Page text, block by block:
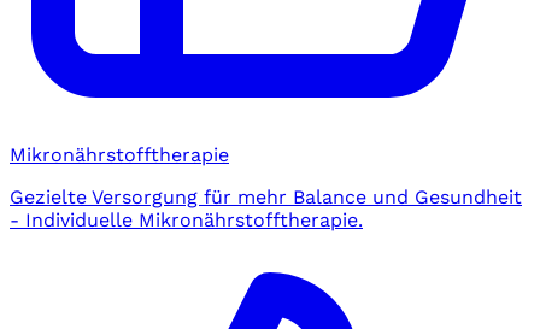
Mikronährstofftherapie
Gezielte Versorgung für mehr Balance und Gesundheit
- Individuelle Mikronährstofftherapie.